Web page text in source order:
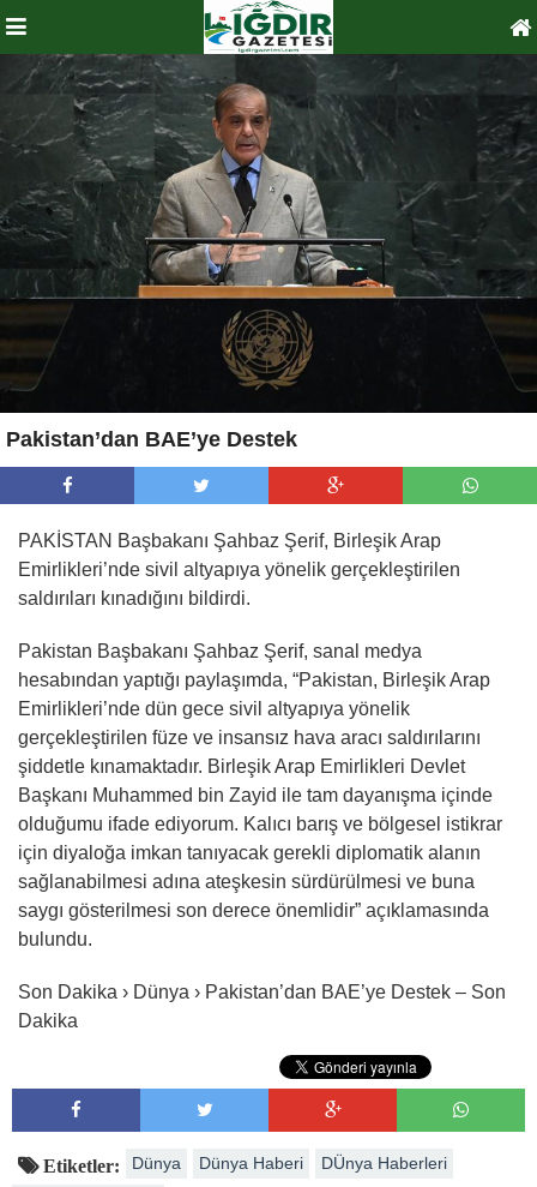
Pakistan’dan BAE’ye Destek
PAKİSTAN Başbakanı Şahbaz Şerif, Birleşik Arap
Emirlikleri’nde sivil altyapıya yönelik gerçekleştirilen
saldırıları kınadığını bildirdi.
Pakistan Başbakanı Şahbaz Şerif, sanal medya
hesabından yaptığı paylaşımda, “Pakistan, Birleşik Arap
Emirlikleri’nde dün gece sivil altyapıya yönelik
gerçekleştirilen füze ve insansız hava aracı saldırılarını
şiddetle kınamaktadır. Birleşik Arap Emirlikleri Devlet
Başkanı Muhammed bin Zayid ile tam dayanışma içinde
olduğumu ifade ediyorum. Kalıcı barış ve bölgesel istikrar
için diyaloğa imkan tanıyacak gerekli diplomatik alanın
sağlanabilmesi adına ateşkesin sürdürülmesi ve buna
saygı gösterilmesi son derece önemlidir” açıklamasında
bulundu.
Son Dakika › Dünya › Pakistan’dan BAE’ye Destek – Son
Dakika
Etiketler: Dünya Dünya Haberi
DÜnya Haberleri